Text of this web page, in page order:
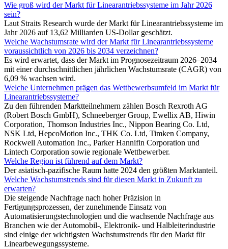
Wie groß wird der Markt für Linearantriebssysteme im Jahr 2026
sein?
Laut Straits Research wurde der Markt für Linearantriebssysteme im
Jahr 2026 auf 13,62 Milliarden US-Dollar geschätzt.
Welche Wachstumsrate wird der Markt für Linearantriebssysteme
voraussichtlich von 2026 bis 2034 verzeichnen?
Es wird erwartet, dass der Markt im Prognosezeitraum 2026–2034
mit einer durchschnittlichen jährlichen Wachstumsrate (CAGR) von
6,09 % wachsen wird.
Welche Unternehmen prägen das Wettbewerbsumfeld im Markt für
Linearantriebssysteme?
Zu den führenden Marktteilnehmern zählen Bosch Rexroth AG
(Robert Bosch GmbH), Schneeberger Group, Ewellix AB, Hiwin
Corporation, Thomson Industries Inc., Nippon Bearing Co. Ltd,
NSK Ltd, HepcoMotion Inc., THK Co. Ltd, Timken Company,
Rockwell Automation Inc., Parker Hannifin Corporation und
Lintech Corporation sowie regionale Wettbewerber.
Welche Region ist führend auf dem Markt?
Der asiatisch-pazifische Raum hatte 2024 den größten Marktanteil.
Welche Wachstumstrends sind für diesen Markt in Zukunft zu
erwarten?
Die steigende Nachfrage nach hoher Präzision in
Fertigungsprozessen, der zunehmende Einsatz von
Automatisierungstechnologien und die wachsende Nachfrage aus
Branchen wie der Automobil-, Elektronik- und Halbleiterindustrie
sind einige der wichtigsten Wachstumstrends für den Markt für
Linearbewegungssysteme.